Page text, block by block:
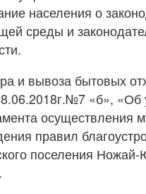
населения о
среды и
и вывоза бытовых
«б», «Об
осуществления
правил
поселения Ножай-